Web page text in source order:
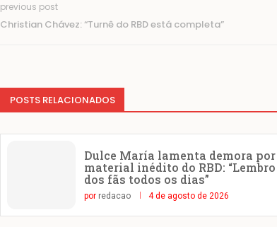
previous post
Christian Chávez: “Turnê do RBD está completa”
POSTS RELACIONADOS
Dulce María lamenta demora por
material inédito do RBD: “Lembro
dos fãs todos os dias”
por redacao 4 de agosto de 2026